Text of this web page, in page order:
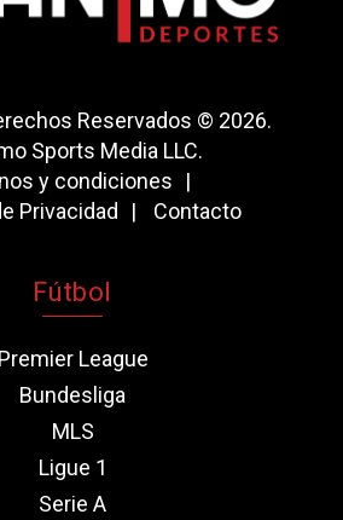
Reservados © 2026.
Sports Media LLC.
y condiciones
Privacidad
Contacto
Fútbol
Premier League
Bundesliga
MLS
Ligue 1
Serie A